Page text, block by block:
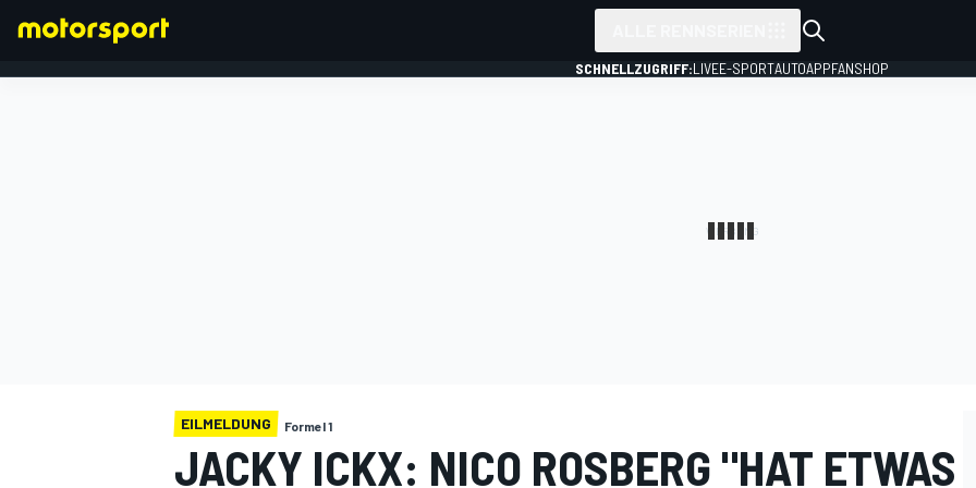
SCHNELLZUGRIFF:LIVEE-SPORTAUTOAPPFANSHOP
EILMELDUNG Formel 1
JACKY ICKX: NICO ROSBERG "HAT ETWAS